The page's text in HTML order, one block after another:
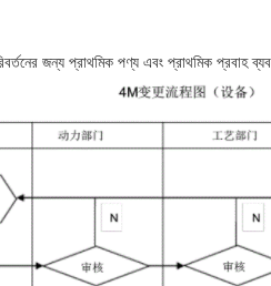
জন্য প্রাথমিক পণ্য এবং প্রাথমিক প্রবাহ